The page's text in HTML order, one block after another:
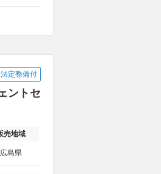
法定整備付
ントセ
売地域
広島県